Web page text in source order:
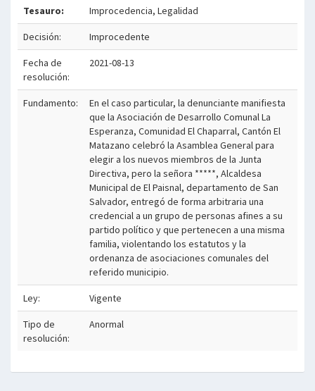
Tesauro: Improcedencia, Legalidad
Decisión: Improcedente
Fecha de
resolución:
2021-08-13
Fundamento:
En el caso particular, la denunciante manifiesta
que la Asociación de Desarrollo Comunal La
Esperanza, Comunidad El Chaparral, Cantón El
Matazano celebró la Asamblea General para
elegir a los nuevos miembros de la Junta
Directiva, pero la señora *****, Alcaldesa
Municipal de El Paisnal, departamento de San
Salvador, entregó de forma arbitraria una
credencial a un grupo de personas afines a su
partido político y que pertenecen a una misma
familia, violentando los estatutos y la
ordenanza de asociaciones comunales del
referido municipio.
Ley: Vigente
Tipo de
resolución:
Anormal